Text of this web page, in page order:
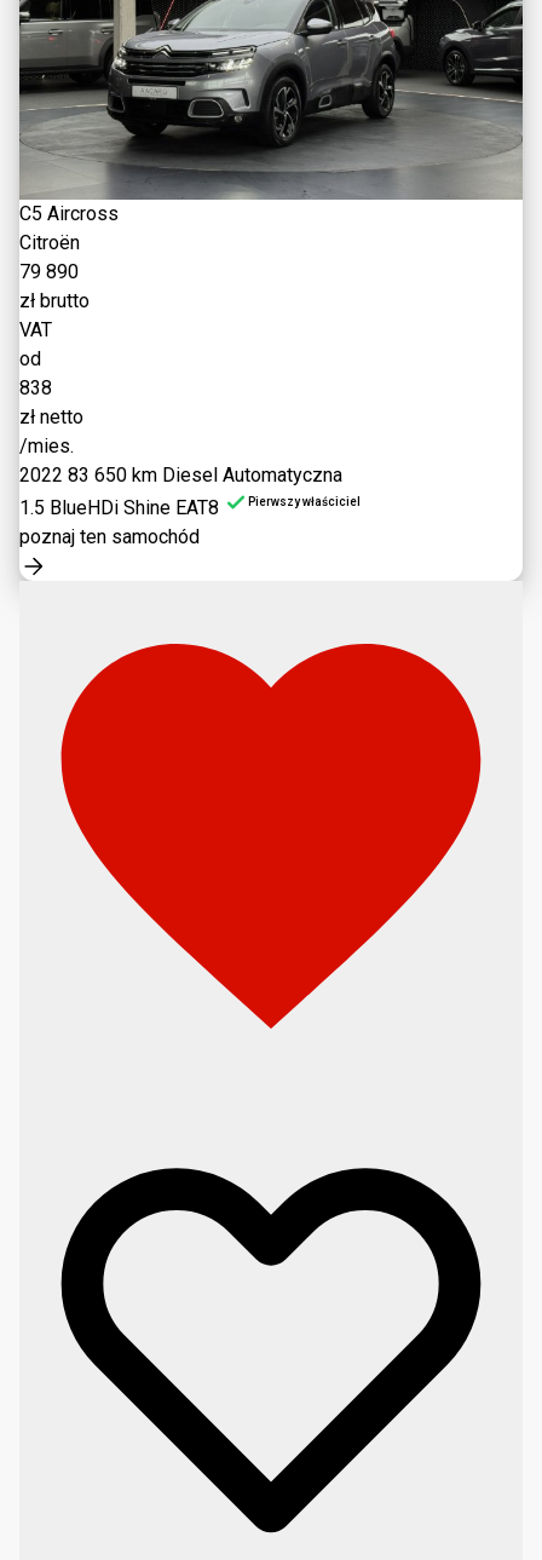
C5 Aircross
Citroën
79 890
zł brutto
VAT
od
838
zł netto
/mies.
2022 83 650 km Diesel Automatyczna
1.5 BlueHDi Shine EAT8
Pierwszy właściciel
poznaj ten samochód